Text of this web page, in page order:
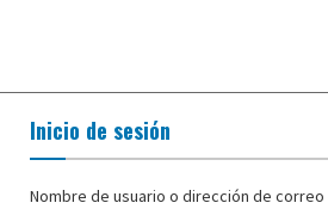
Inicio de sesión
Nombre de usuario o dirección de